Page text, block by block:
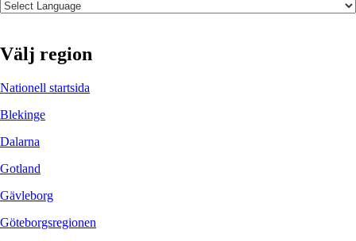
Välj region
Nationell startsida
Blekinge
Dalarna
Gotland
Gävleborg
Göteborgsregionen